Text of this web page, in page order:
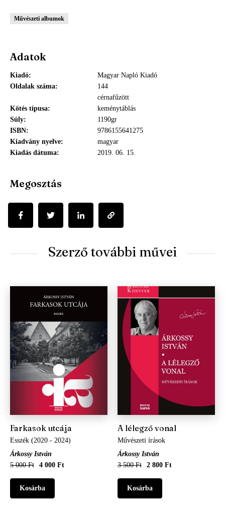
Művészeti albumok
Szerző további művei
Farkasok utcája
Esszék (2020 - 2024)
Árkossy István
5 000 Ft
4 000 Ft
A lélegző vonal
Művészeti írások
Árkossy István
3 500 Ft
2 800 Ft
Adatok
Kiadó
Magyar Napló Kiadó
Oldalak száma
144
Kötés típusa
cérnafűzött
keménytáblás
Súly
1190gr
ISBN
9786155641275
Kiadvány nyelve
magyar
Kiadás dátuma
2019. 06. 15.
Megosztás